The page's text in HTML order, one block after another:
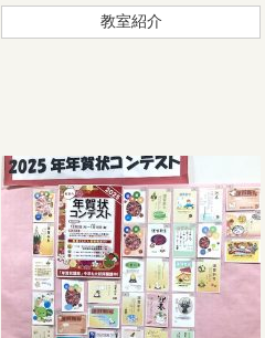
教室紹介